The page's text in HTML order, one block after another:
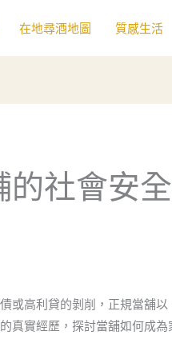
在地尋酒地圖 質感生活
社會安
或高利貸的剝削，正規當舖以
真實經歷，探討當舖如何成為